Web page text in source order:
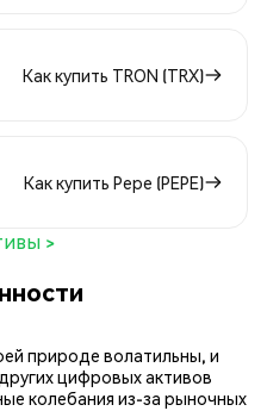
Как купить TRON (TRX)
Как купить Pepe (PEPE)
>
природе волатильны, и
цифровых активов
колебания из-за рыночных